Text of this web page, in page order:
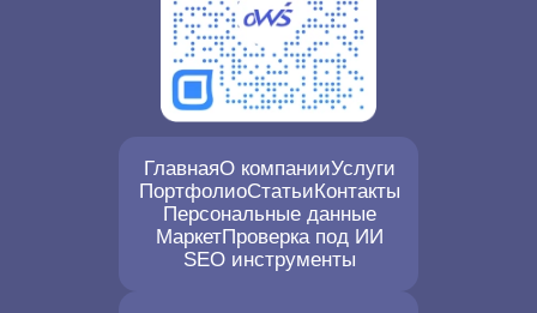
ГлавнаяО компанииУслуги
ПортфолиоСтатьиКонтакты
Персональные данные
МаркетПроверка под ИИ
SEO инструменты